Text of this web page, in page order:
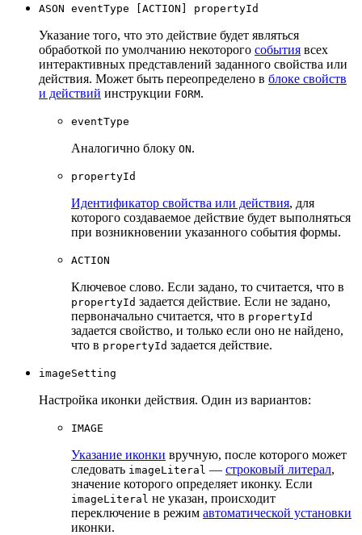
ASON eventType [ACTION] propertyId
Указание того, что это действие будет являться
обработкой по умолчанию некоторого события всех
интерактивных представлений заданного свойства или
действия. Может быть переопределено в блоке свойств
и действий инструкции FORM.
eventType
Аналогично блоку ON.
propertyId
Идентификатор свойства или действия, для
которого создаваемое действие будет выполняться
при возникновении указанного события формы.
ACTION
Ключевое слово. Если задано, то считается, что в
propertyId задается действие. Если не задано,
первоначально считается, что в propertyId
задается свойство, и только если оно не найдено,
что в propertyId задается действие.
imageSetting
Настройка иконки действия. Один из вариантов:
IMAGE
Указание иконки вручную, после которого может
следовать imageLiteral — строковый литерал,
значение которого определяет иконку. Если
imageLiteral не указан, происходит
переключение в режим автоматической установки
иконки.